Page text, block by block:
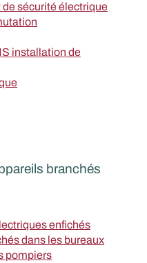
sécurité électrique
installation de
branchés
enfichés
dans les bureaux
pompiers